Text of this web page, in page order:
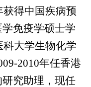
获得中国疾病预
免疫学硕士学
科大学生物化学
2010年任香港
究助理，现任